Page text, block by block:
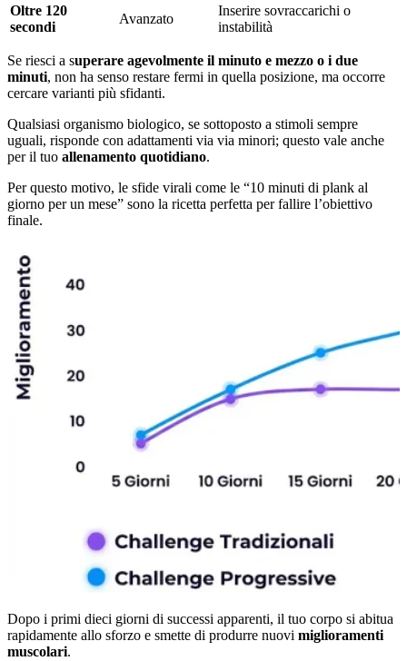
Oltre 120
secondi
Avanzato
Inserire sovraccarichi o
instabilità
Se riesci a superare agevolmente il minuto e mezzo o i due
minuti, non ha senso restare fermi in quella posizione, ma occorre
cercare varianti più sfidanti.
Qualsiasi organismo biologico, se sottoposto a stimoli sempre
uguali, risponde con adattamenti via via minori; questo vale anche
per il tuo allenamento quotidiano.
Per questo motivo, le sfide virali come le “10 minuti di plank al
giorno per un mese” sono la ricetta perfetta per fallire l’obiettivo
finale.
Dopo i primi dieci giorni di successi apparenti, il tuo corpo si abitua
rapidamente allo sforzo e smette di produrre nuovi miglioramenti
muscolari.